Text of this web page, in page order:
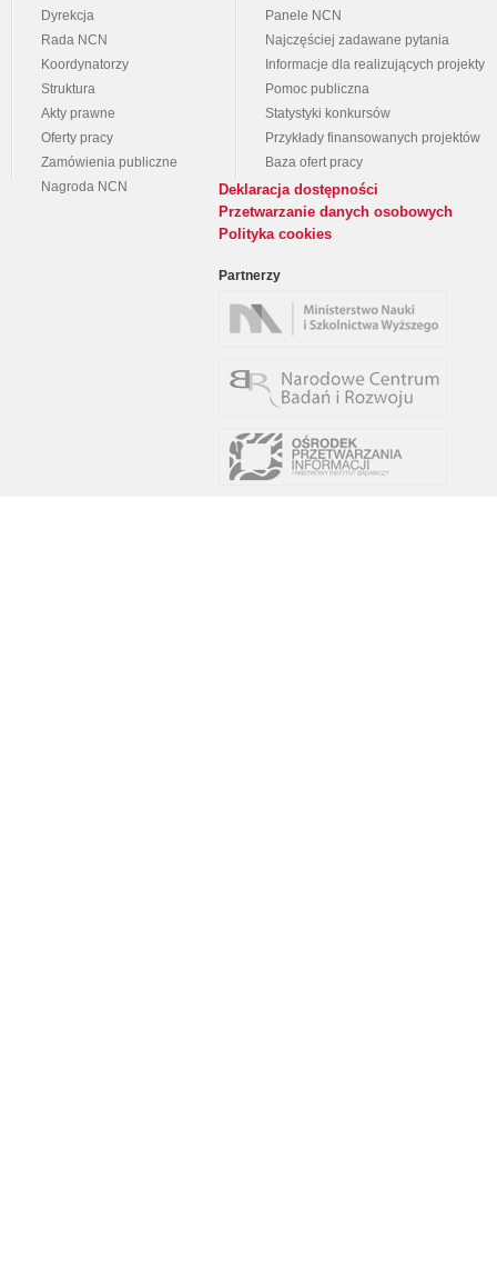
Dyrekcja
Rada NCN
Koordynatorzy
Struktura
Akty prawne
Oferty pracy
Zamówienia publiczne
Nagroda NCN
Panele NCN
Najczęściej zadawane pytania
Informacje dla realizujących projekty
Pomoc publiczna
Statystyki konkursów
Przykłady finansowanych projektów
Baza ofert pracy
Deklaracja dostępności
Przetwarzanie danych osobowych
Polityka cookies
Partnerzy